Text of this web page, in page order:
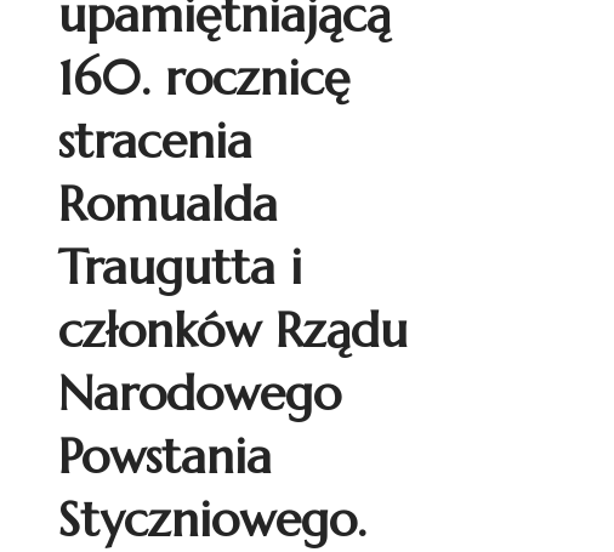
upamiętniającą
160. rocznicę
stracenia
Romualda
Traugutta i
członków Rządu
Narodowego
Powstania
Styczniowego.